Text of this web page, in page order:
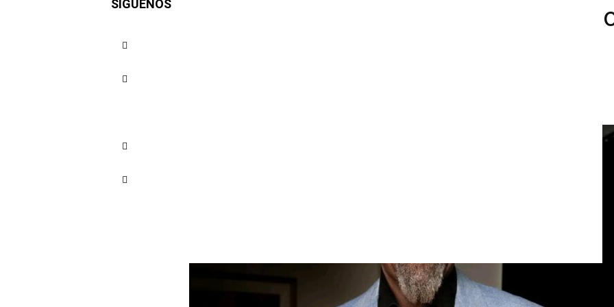
sector financiero en la felicidad de
SÍGUENOS